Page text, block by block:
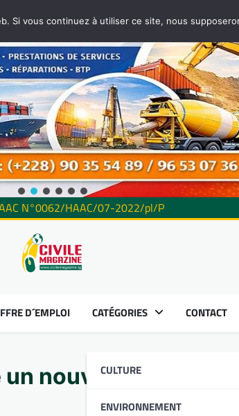
N°0062/HAAC/07-2022/pl/P
D´EMPLOI CATÉGORIES
CULTURE
ENVIRONNEMENT
CONTACT
nouveau Directeur
Si vous continuez à utiliser ce site, nous